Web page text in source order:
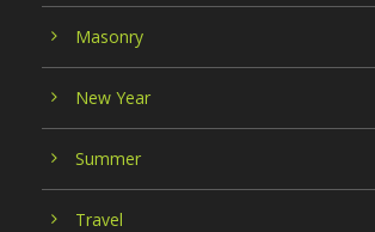
Masonry
New Year
Summer
Travel